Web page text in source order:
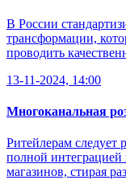
В России
трансформации,
проводить
13-11-2024, 14:00
Многоканальная
Ритейлерам следует
полной интеграцией
магазинов, стирая